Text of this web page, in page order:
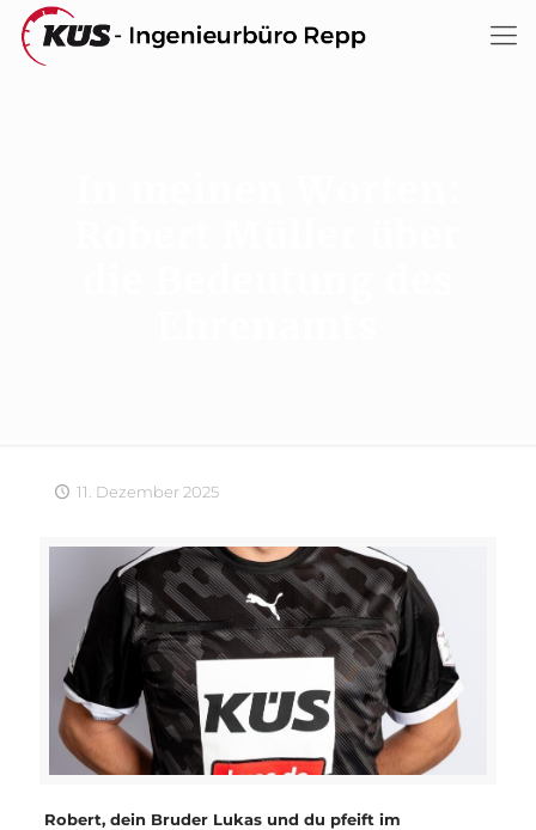
11. Dezember 2025
Robert, dein Bruder Lukas und du pfeift im